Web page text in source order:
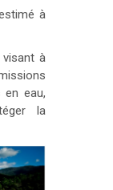
à
à
en eau,
la